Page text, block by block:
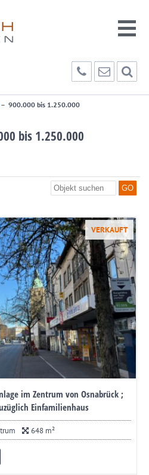
– 900.000 bis 1.250.000
bis 1.250.000
VERKAUFT
im Zentrum von Osnabrück ;
Einfamilienhaus
648 m²